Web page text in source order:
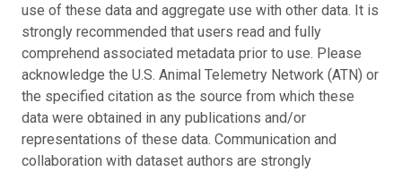
use of these data and aggregate use with other data. It is
strongly recommended that users read and fully
comprehend associated metadata prior to use. Please
acknowledge the U.S. Animal Telemetry Network (ATN) or
the specified citation as the source from which these
data were obtained in any publications and/or
representations of these data. Communication and
collaboration with dataset authors are strongly